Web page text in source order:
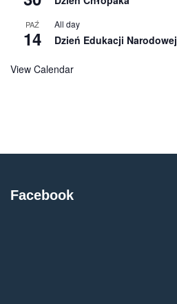
PAŹ
14
All day
Dzień Edukacji Narodowej
View Calendar
Facebook